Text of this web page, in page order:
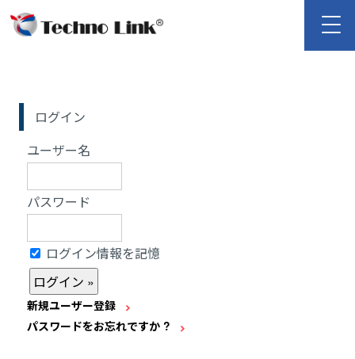
ログイン
ユーザー名
パスワード
ログイン情報を記憶
新規ユーザー登録
パスワードをお忘れですか ?